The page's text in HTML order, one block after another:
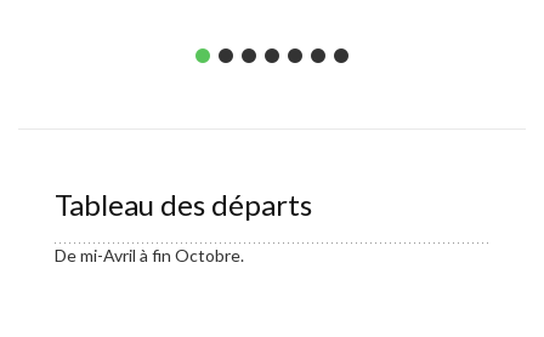
Tableau des départs
De mi-Avril à fin Octobre.